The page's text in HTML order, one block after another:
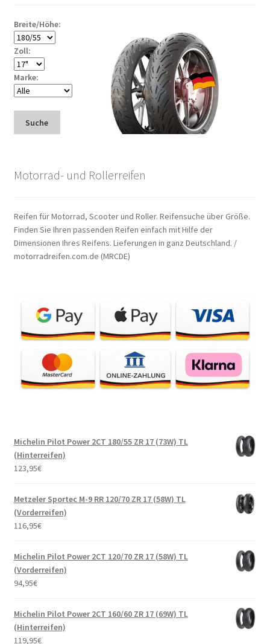
Breite/Höhe:
Zoll:
Marke:
Suche
Motorrad- und Rollerreifen
Reifen für Motorrad, Scooter und Roller. Reifensuche über Größe.
Finden Sie Ihren passenden Reifen einfach mit Hilfe der
Dimensionen Ihres Reifens. Lieferungen in ganz Deutschland. /
motorradreifen.com.de (MRCDE)
Michelin Pilot Power 2CT 180/55 ZR 17 (73W) TL
(Hinterreifen)
123,95€
Metzeler Sportec M-9 RR 120/70 ZR 17 (58W) TL
(Vorderreifen)
116,95€
Michelin Pilot Power 2CT 120/70 ZR 17 (58W) TL
(Vorderreifen)
94,95€
Michelin Pilot Power 2CT 160/60 ZR 17 (69W) TL
(Hinterreifen)
119,95€